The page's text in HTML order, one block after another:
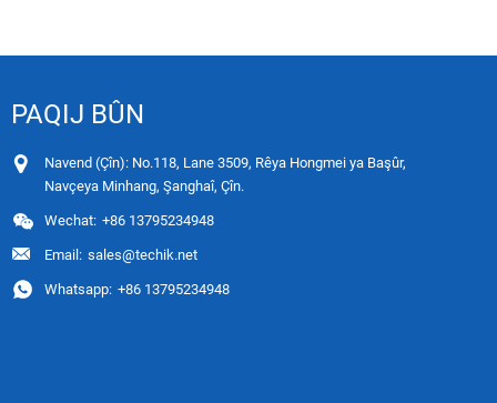
PAQIJ BÛN
Navend (Çîn): No.118, Lane 3509, Rêya Hongmei ya Başûr,
Navçeya Minhang, Şanghaî, Çîn.
Wechat: +86 13795234948
Email: sales@techik.net
Whatsapp: +86 13795234948